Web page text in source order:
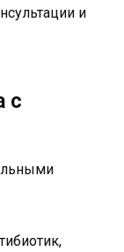
и
с